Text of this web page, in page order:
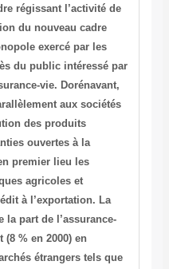
régissant l’activité de
du nouveau cadre
exercé par les
du public intéressé par
vie. Dorénavant,
aux sociétés
des produits
ouvertes à la
premier lieu les
agricoles et
à l’exportation. La
la part de l’assurance-
% en 2000) en
étrangers tels que